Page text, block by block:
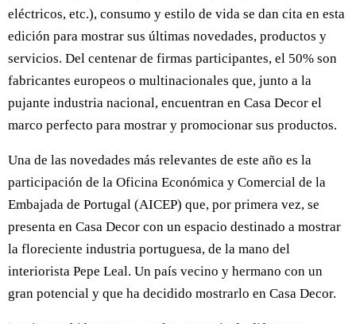
eléctricos, etc.), consumo y estilo de vida se dan cita en esta
edición para mostrar sus últimas novedades, productos y
servicios. Del centenar de firmas participantes, el 50% son
fabricantes europeos o multinacionales que, junto a la
pujante industria nacional, encuentran en Casa Decor el
marco perfecto para mostrar y promocionar sus productos.
Una de las novedades más relevantes de este año es la
participación de la Oficina Económica y Comercial de la
Embajada de Portugal (AICEP) que, por primera vez, se
presenta en Casa Decor con un espacio destinado a mostrar
la floreciente industria portuguesa, de la mano del
interiorista Pepe Leal. Un país vecino y hermano con un
gran potencial y que ha decidido mostrarlo en Casa Decor.